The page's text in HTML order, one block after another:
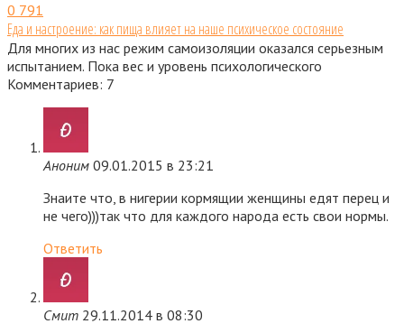
0 791
Еда и настроение: как пища влияет на наше психическое состояние
Для многих из нас режим самоизоляции оказался серьезным
испытанием. Пока вес и уровень психологического
Комментариев: 7
Аноним 09.01.2015 в 23:21
Знаите что, в нигерии кормящии женщины едят перец и
не чего)))так что для каждого народа есть свои нормы.
Ответить
Смит 29.11.2014 в 08:30